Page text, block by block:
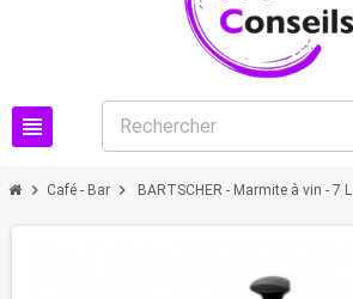
view_headline
chevron_right Café - Bar chevron_right BARTSCHER - Marmite à vin - 7 L